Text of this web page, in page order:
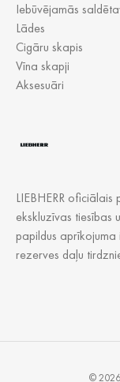
LIEBHERR
ekskluzīvas tiesības
papildus
rezerves daļu
Iebūvējamās
Lādes
Cigāru skapis
Vīna skapji
Aksesuāri
©